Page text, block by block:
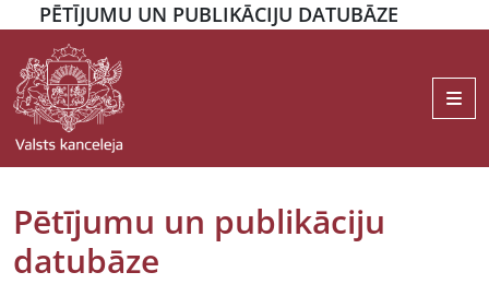
PĒTĪJUMU UN PUBLIKĀCIJU DATUBĀZE
Pētījumu un publikāciju
datubāze